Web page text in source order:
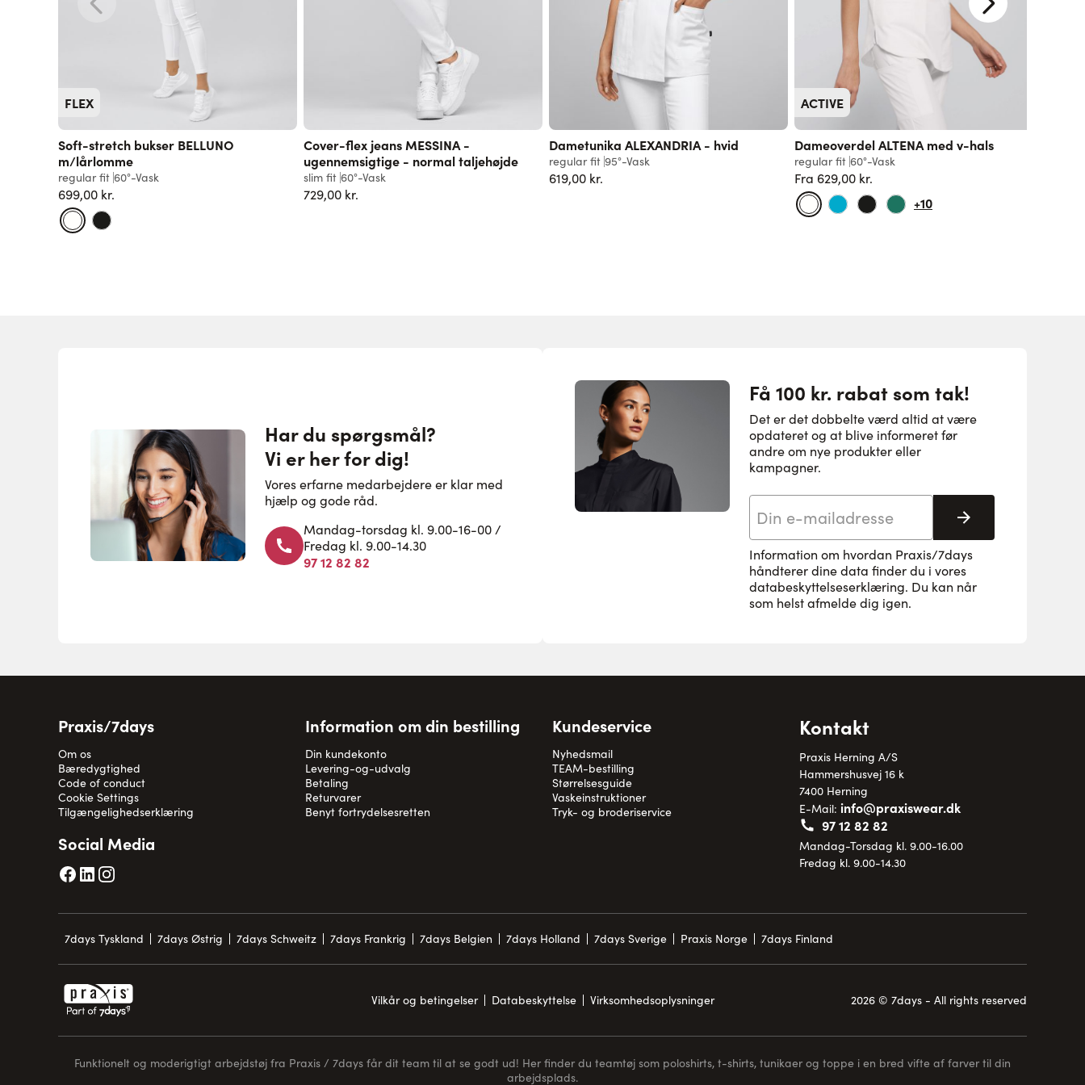
FLEX
Soft-stretch bukser BELLUNO
m/lårlomme
regular fit 60°-Vask
699,00 kr.
Cover-flex jeans MESSINA -
ugennemsigtige - normal taljehøjde
slim fit 60°-Vask
729,00 kr.
Dametunika ALEXANDRIA - hvid
regular fit 95°-Vask
619,00 kr.
ACTIVE
Dameoverdel ALTENA med v-hals
regular fit 60°-Vask
Fra 629,00 kr.
+10
Har du spørgsmål?
Vi er her for dig!
Vores erfarne medarbejdere er klar med
hjælp og gode råd.
Mandag-torsdag kl. 9.00-16-00 /
Fredag kl. 9.00-14.30
97 12 82 82
Få 100 kr. rabat som tak!
Det er det dobbelte værd altid at være
opdateret og at blive informeret før
andre om nye produkter eller
kampagner.
Tilmeld her
Information om hvordan Praxis/7days
håndterer dine data finder du i vores
databeskyttelseserklæring. Du kan når
som helst afmelde dig igen.
Praxis/7days
Om os
Bæredygtighed
Code of conduct
Cookie Settings
Tilgængelighedserklæring
Information om din bestilling
Din kundekonto
Levering-og-udvalg
Betaling
Returvarer
Benyt fortrydelsesretten
Kundeservice
Nyhedsmail
TEAM-bestilling
Størrelsesguide
Vaskeinstruktioner
Tryk- og broderiservice
Kontakt
Praxis Herning A/S
Hammershusvej 16 k
7400 Herning
E-Mail: info@praxiswear.dk
97 12 82 82
Mandag-Torsdag kl. 9.00-16.00
Fredag kl. 9.00-14.30
Social Media
7days Tyskland 7days Østrig 7days Schweitz 7days Frankrig 7days Belgien 7days Holland 7days Sverige Praxis Norge 7days Finland
Vilkår og betingelser Databeskyttelse Virksomhedsoplysninger 2026 © 7days - All rights reserved
Funktionelt og moderigtigt arbejdstøj fra Praxis / 7days får dit team til at se godt ud! Her finder du teamtøj som poloshirts, t-shirts, tunikaer og toppe i en bred vifte af farver til din
arbejdsplads.